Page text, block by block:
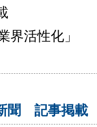
界活性化」
聞 記事掲載